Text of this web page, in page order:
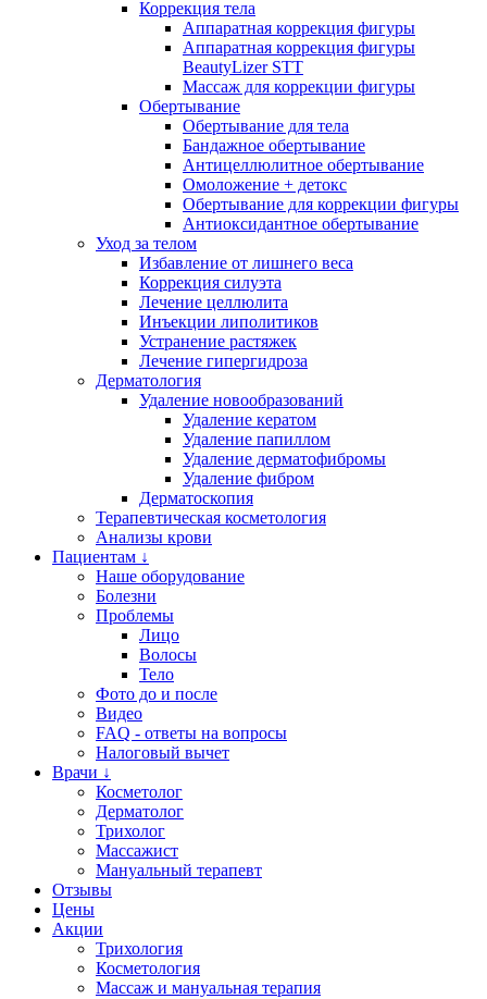
Коррекция тела
Аппаратная коррекция фигуры
Аппаратная коррекция фигуры
BeautyLizer STT
Массаж для коррекции фигуры
Обертывание
Обертывание для тела
Бандажное обертывание
Антицеллюлитное обертывание
Омоложение + детокс
Обертывание для коррекции фигуры
Антиоксидантное обертывание
Уход за телом
Избавление от лишнего веса
Коррекция силуэта
Лечение целлюлита
Инъекции липолитиков
Устранение растяжек
Лечение гипергидроза
Дерматология
Удаление новообразований
Удаление кератом
Удаление папиллом
Удаление дерматофибромы
Удаление фибром
Дерматоскопия
Терапевтическая косметология
Анализы крови
Пациентам ↓
Наше оборудование
Болезни
Проблемы
Лицо
Волосы
Тело
Фото до и после
Видео
FAQ - ответы на вопросы
Налоговый вычет
Врачи ↓
Косметолог
Дерматолог
Трихолог
Массажист
Мануальный терапевт
Отзывы
Цены
Акции
Трихология
Косметология
Массаж и мануальная терапия